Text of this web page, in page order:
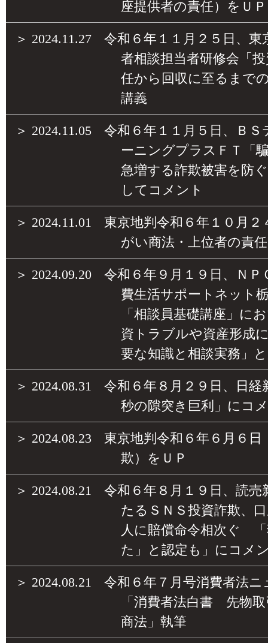
座提供者の責任）をＵＰ
＞ 2024.11.27
令和６年１１月２５日、東
者相談担当者研修会「
任から回収に至るまで
講義
＞ 2024.11.05
令和６年１１月５日、ＢＳ
ーニングプラスＦＴ
急増する詐欺被害を防
してコメント
＞ 2024.11.01
東京地判令和６年１０月
がい商法・上位者の責
＞ 2024.09.20
令和６年９月１９日、ＮＰ
費生活サポートネット
「相談員基礎講座」に
資トラブルや資産形成
要な知識と相談実務」
＞ 2024.08.31
令和６年８月２９日、日経
秒の隙突き巨利」にコ
＞ 2024.08.23
東京地判令和６年６月６日
欺）をＵＰ
＞ 2024.08.21
令和６年８月１９日、読売
たるＳＮＳ投資詐欺、
人に賠償命令相次ぐ
た」と認定も」にコメ
＞ 2024.08.21
令和６年７月号消費者法ニ
「消費者法白書 先物
商法」執筆